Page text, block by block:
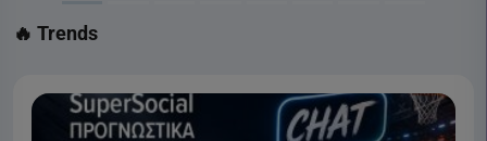
🔥 Trends